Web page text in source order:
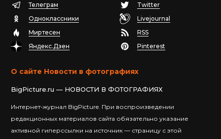
Телеграм
Twitter
Одноклассники
Livejournal
Миртесен
RSS
Яндекс.Дзен
Pinterest
О сайте Новости в фотографиях
BigPicture.ru — НОВОСТИ В ФОТОГРАФИЯХ
Интернет-журнал BigPicture. При воспроизведении
редакционных материалов сайта обязательно указание
активной гиперссылки на источник — страницу с этой